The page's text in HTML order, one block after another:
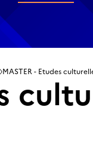
MASTER - Etudes